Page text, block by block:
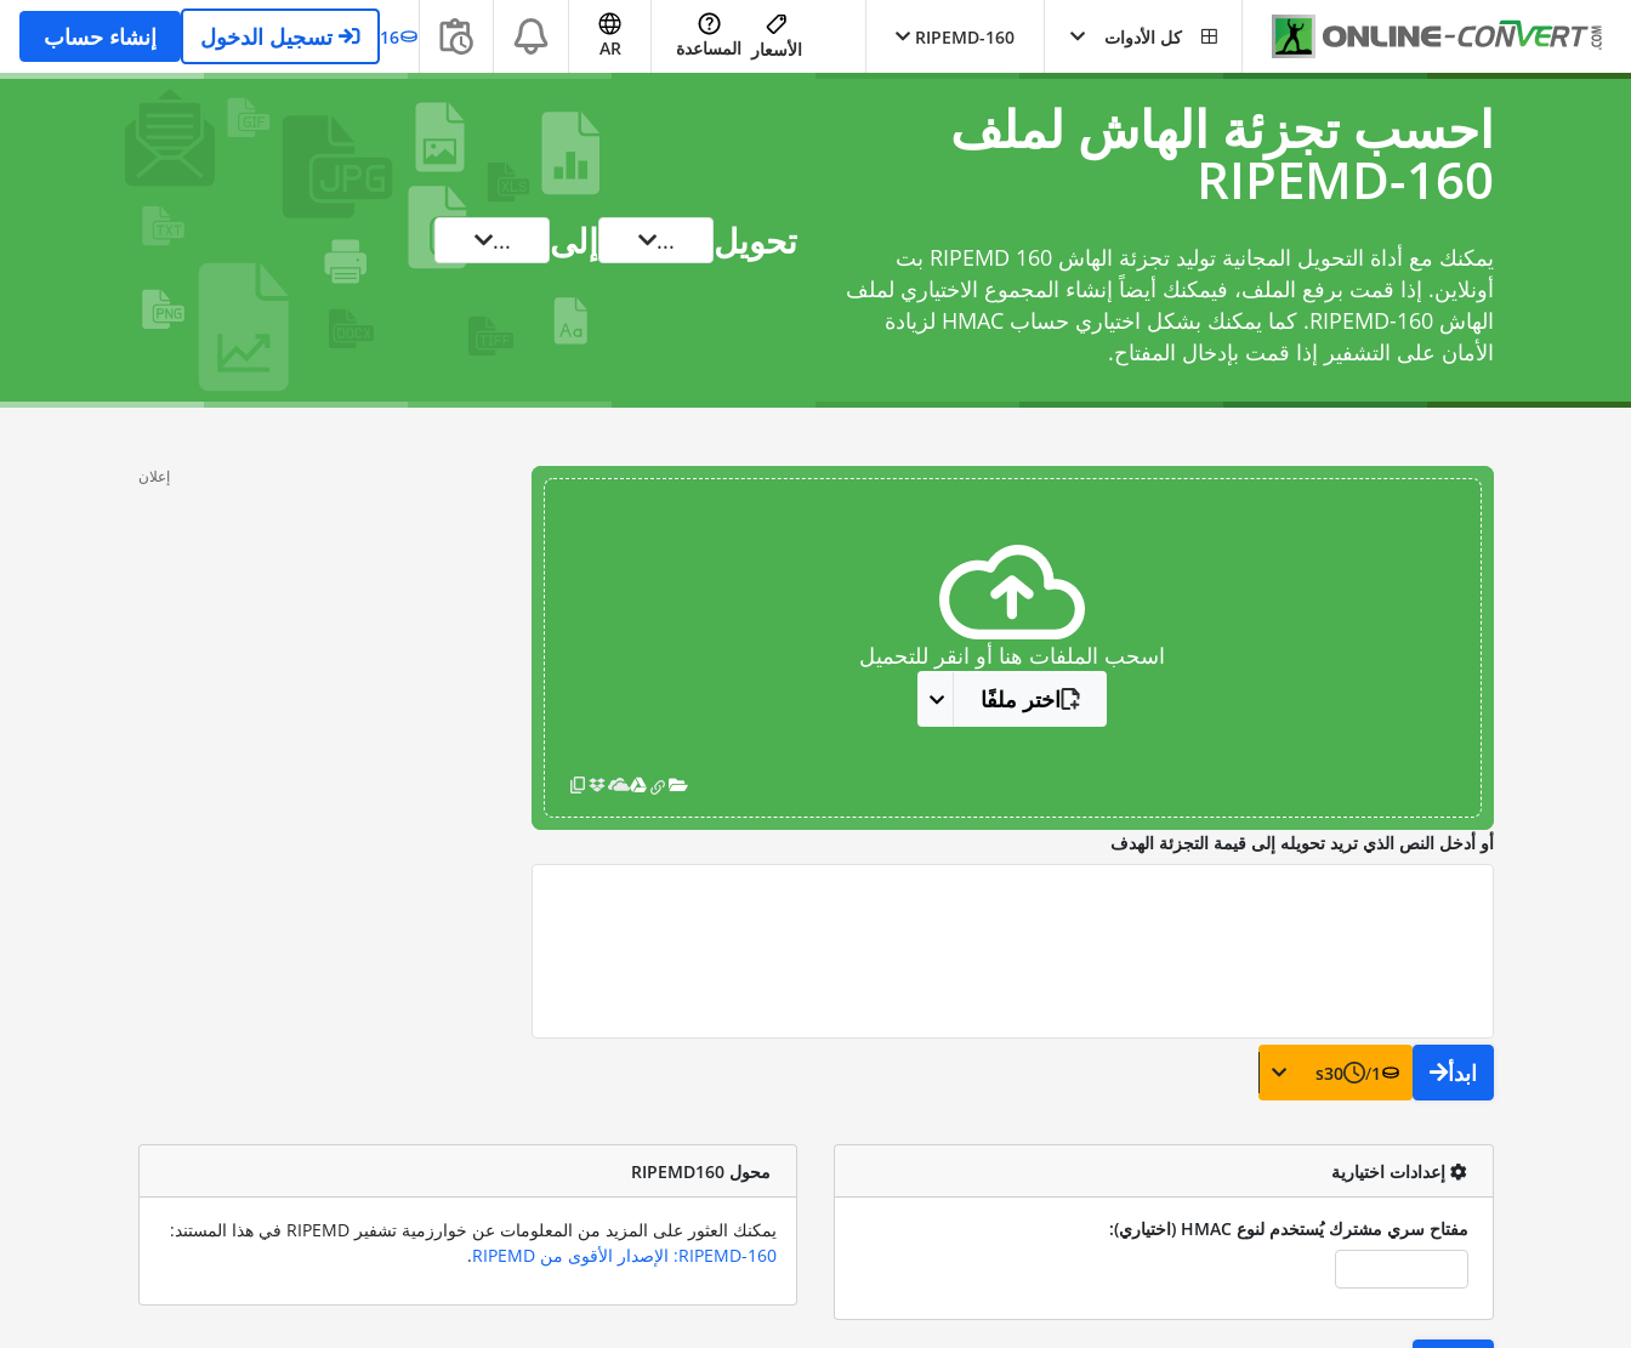
كل الأدوات RIPEMD-160
الأسعار المساعدة AR
16 تسجيل الدخول إنشاء حساب
احسب تجزئة الهاش لملف
RIPEMD-160
يمكنك مع أداة التحويل المجانية توليد تجزئة الهاش RIPEMD 160 بت
أونلاين. إذا قمت برفع الملف، فيمكنك أيضاً إنشاء المجموع الاختياري لملف
الهاش RIPEMD-160. كما يمكنك بشكل اختياري حساب HMAC لزيادة
الأمان على التشفير إذا قمت بإدخال المفتاح.
تحويل ... إلى ...
اسحب الملفات هنا أو انقر للتحميل
اختر ملفًا
أو أدخل النص الذي تريد تحويله إلى قيمة التجزئة الهدف
ابدأ 1
/
30
s
إعلان
إعدادات اختيارية
مفتاح سري مشترك يُستخدم لنوع HMAC (اختياري):
محول RIPEMD160
يمكنك العثور على المزيد من المعلومات عن خوارزمية تشفير RIPEMD في هذا المستند:
RIPEMD-160: الإصدار الأقوى من RIPEMD
.